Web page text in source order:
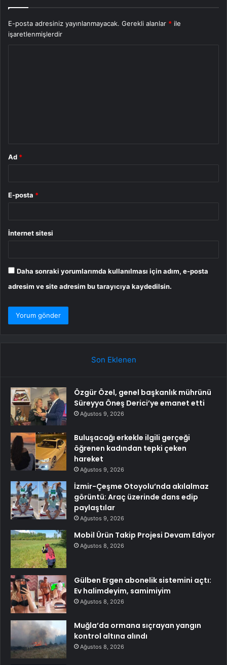
E-posta adresiniz yayınlanmayacak. Gerekli alanlar * ile
işaretlenmişlerdir
Ad *
E-posta *
İnternet sitesi
Daha sonraki yorumlarımda kullanılması için adım, e-posta
adresim ve site adresim bu tarayıcıya kaydedilsin.
Son Eklenen
Özgür Özel, genel başkanlık mührünü
Süreyya Öneş Derici’ye emanet etti
Ağustos 9, 2026
Buluşacağı erkekle ilgili gerçeği
öğrenen kadından tepki çeken
hareket
Ağustos 9, 2026
İzmir-Çeşme Otoyolu’nda akılalmaz
görüntü: Araç üzerinde dans edip
paylaştılar
Ağustos 9, 2026
Mobil Ürün Takip Projesi Devam Ediyor
Ağustos 8, 2026
Gülben Ergen abonelik sistemini açtı:
Ev halimdeyim, samimiyim
Ağustos 8, 2026
Muğla’da ormana sıçrayan yangın
kontrol altına alındı
Ağustos 8, 2026